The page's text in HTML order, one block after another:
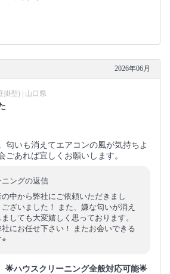
2026年06月
掛型) | 山口県
匂いも消えてエアコンの風が気持ちよ
ごあれば宜しくお願いします。
ングの返信
中から弊社にご依頼いただきまし
ざいました！ また、嫌な匂いが消え
しても大変嬉しく思っております。
にお任せ下さい！ またお会いできる
🌟ハウスクリーニング全般対応可能🌟